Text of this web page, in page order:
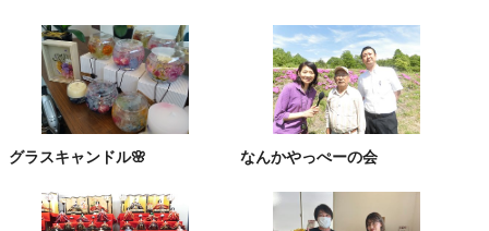
グラスキャンドル🌸 なんかやっぺーの会